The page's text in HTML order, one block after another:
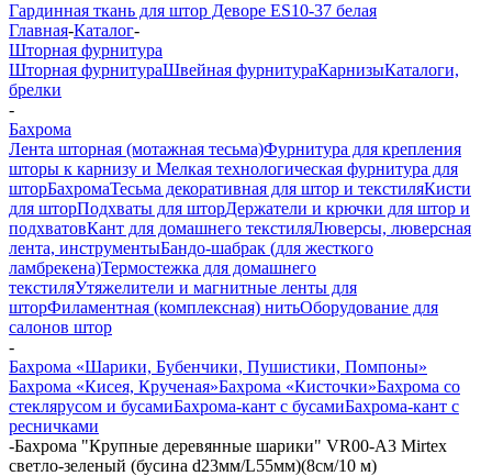
Гардинная ткань для штор Деворе ES10-37 белая
Главная-Каталог-
Шторная фурнитура
Шторная фурнитураШвейная фурнитураКарнизыКаталоги,
брелки
-
Бахрома
Лента шторная (мотажная тесьма)Фурнитура для крепления
шторы к карнизу и Мелкая технологическая фурнитура для
шторБахромаТесьма декоративная для штор и текстиляКисти
для шторПодхваты для шторДержатели и крючки для штор и
подхватовКант для домашнего текстиляЛюверсы, люверсная
лента, инструментыБандо-шабрак (для жесткого
ламбрекена)Термостежка для домашнего
текстиляУтяжелители и магнитные ленты для
шторФиламентная (комплексная) нитьОборудование для
салонов штор
-
Бахрома «Шарики, Бубенчики, Пушистики, Помпоны»
Бахрома «Кисея, Крученая»Бахрома «Кисточки»Бахрома со
стеклярусом и бусамиБахрома-кант с бусамиБахрома-кант с
ресничками
-Бахрома "Крупные деревянные шарики" VR00-A3 Mirtex
светло-зеленый (бусина d23мм/L55мм)(8см/10 м)